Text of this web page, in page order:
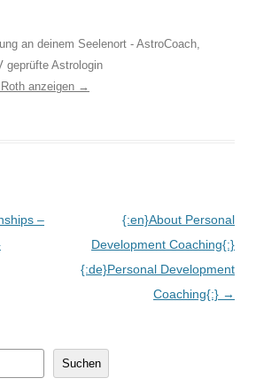
an deinem Seelenort - AstroCoach,
geprüfte Astrologin
anzeigen →
–
{:en}About Personal
Development Coaching{:}
{:de}Personal Development
Coaching{:} →
Suchen